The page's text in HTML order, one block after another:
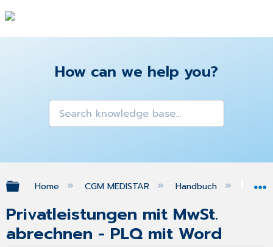
How can we help you?
Expand/collapse global hierarchy
Home CGM MEDISTAR Handbuch
Privatleistungen mit MwSt.
abrechnen - PLQ mit Word